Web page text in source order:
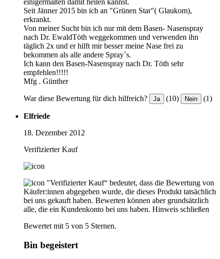
einigermaßen damit heilen kannst.
Seit Jänner 2015 bin ich an "Grünen Star"( Glaukom),
erkrankt.
Von meiner Sucht bin ich nur mit dem Basen- Nasenspray
nach Dr. EwaldTöth weggekommen und verwenden ihn
täglich 2x und er hilft mir besser meine Nase frei zu
bekommen als alle andere Spray´s.
Ich kann den Basen-Nasenspray nach Dr. Töth sehr
empfehlen!!!!!
Mfg . Günther
War diese Bewertung für dich hilfreich? Ja (10) Nein (1)
Elfriede
18. Dezember 2012
Verifizierter Kauf
"Verifizierter Kauf“ bedeutet, dass die Bewertung von
Käufer:innen abgegeben wurde, die dieses Produkt tatsächlich
bei uns gekauft haben. Bewerten können aber grundsätzlich
alle, die ein Kundenkonto bei uns haben. Hinweis schließen
Bewertet mit 5 von 5 Sternen.
Bin begeistert